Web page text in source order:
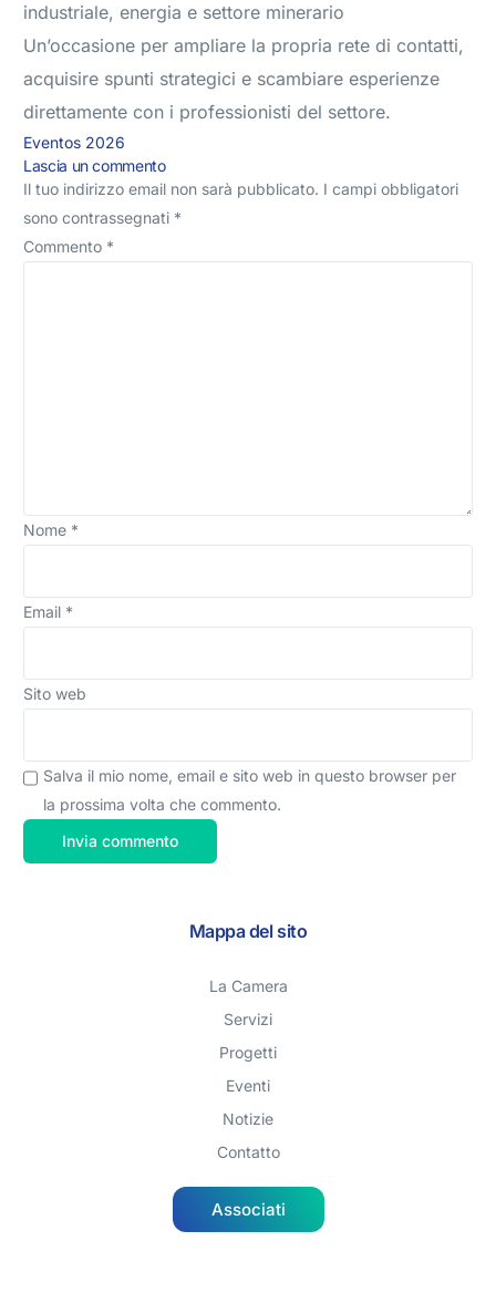
industriale, energia e settore minerario
Un’occasione per ampliare la propria rete di contatti,
acquisire spunti strategici e scambiare esperienze
direttamente con i professionisti del settore.
Eventos 2026
Lascia un commento
Il tuo indirizzo email non sarà pubblicato. I campi obbligatori
sono contrassegnati *
Commento *
Nome *
Email *
Sito web
Salva il mio nome, email e sito web in questo browser per
la prossima volta che commento.
Mappa del sito
La Camera
Servizi
Progetti
Eventi
Notizie
Contatto
Associati